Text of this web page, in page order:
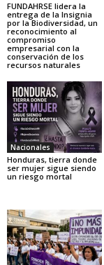
FUNDAHRSE lidera la
entrega de la Insignia
por la Biodiversidad, un
reconocimiento al
compromiso
empresarial con la
conservación de los
recursos naturales
Nacionales
Honduras, tierra donde
ser mujer sigue siendo
un riesgo mortal